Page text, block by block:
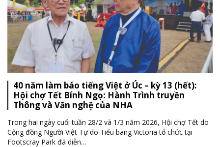
40 năm làm báo tiếng Việt ở Úc – kỳ 13 (hết):
Hội chợ Tết Bính Ngọ: Hành Trình truyền
Thông và Văn nghệ của NHA
Trong hai ngày cuối tuần 28/2 và 1/3 năm 2026, Hội chợ Tết do
Cộng đồng Người Việt Tự do Tiểu bang Victoria tổ chức tại
Footscray Park đã diễn…